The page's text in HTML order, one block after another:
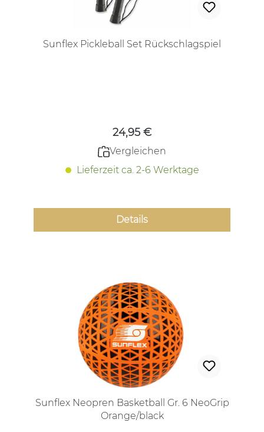
Sunflex Pickleball Set Rückschlagspiel
24,95 €
Vergleichen
Lieferzeit ca. 2-6 Werktage
Details
Sunflex Neopren Basketball Gr. 6 NeoGrip
Orange/black